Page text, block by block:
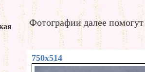
Фотографии далее помогут
750x514